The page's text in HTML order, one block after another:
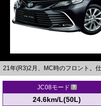
21年(R3)2月、MC時のフロント。
JC08モード
24.6km/L(50L)